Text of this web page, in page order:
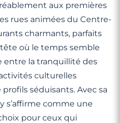
aux premières
rues animées du Centre-
charmants, parfaits
où le temps semble
entre la tranquillité des
culturelles
séduisants. Avec sa
s’affirme comme une
pour ceux qui